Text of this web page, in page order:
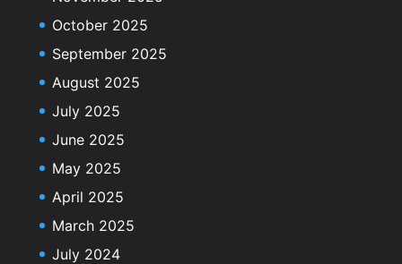
October 2025
September 2025
August 2025
July 2025
June 2025
May 2025
April 2025
March 2025
July 2024